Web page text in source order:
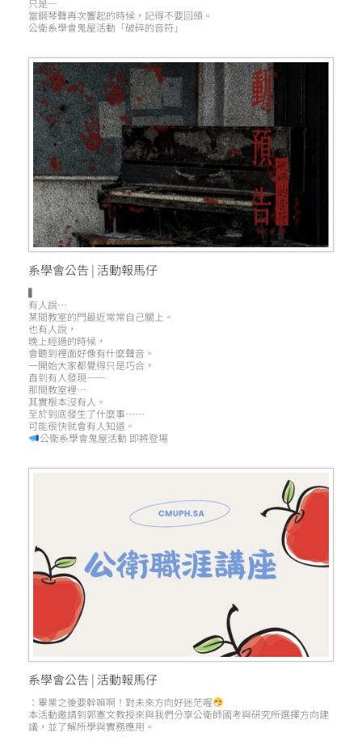
只是—
當鋼琴聲再次響起的時候，記得不要回頭。
公衛系學會鬼屋活動「破碎的音符」
系學會公告 | 活動報馬仔
▍
有人說…
某間教室的門最近常常自己關上。
也有人說，
晚上經過的時候，
會聽到裡面好像有什麼聲音。
一開始大家都覺得只是巧合，
直到有人發現——
那間教室裡…
其實根本沒有人。
至於到底發生了什麼事……
可能很快就會有人知道。
公衛系學會鬼屋活動 即將登場
系學會公告 | 活動報馬仔
：畢業之後要幹嘛啊！對未來方向好迷茫喔
本活動邀請到郭憲文教授來與我們分享公衛師國考與研究所選擇方向建
議，並了解所學與實務應用。